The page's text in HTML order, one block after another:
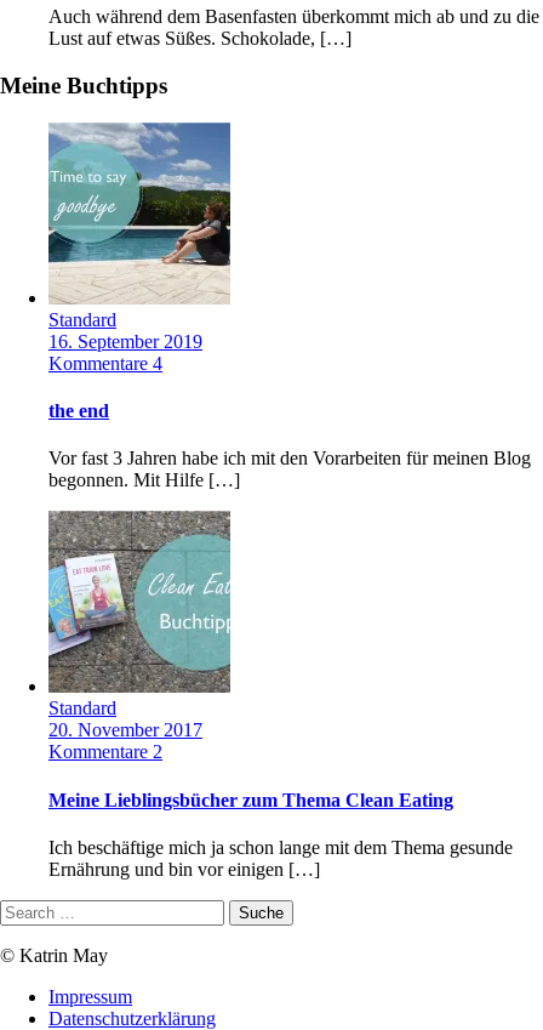
Auch während dem Basenfasten überkommt mich ab und zu die
Lust auf etwas Süßes. Schokolade, […]
Meine Buchtipps
Standard
16. September 2019
Kommentare 4
the end
Vor fast 3 Jahren habe ich mit den Vorarbeiten für meinen Blog
begonnen. Mit Hilfe […]
Standard
20. November 2017
Kommentare 2
Meine Lieblingsbücher zum Thema Clean Eating
Ich beschäftige mich ja schon lange mit dem Thema gesunde
Ernährung und bin vor einigen […]
© Katrin May
Impressum
Datenschutzerklärung